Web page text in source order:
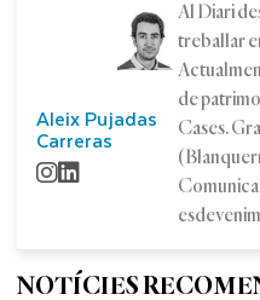
Aleix Pujadas
Carreras
Al Diari
treballar
de
Cases.
NOTÍCIES